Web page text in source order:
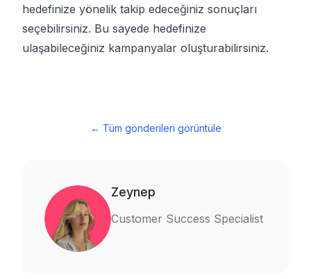
hedefinize yönelik takip edeceğiniz sonuçları
seçebilirsiniz. Bu sayede hedefinize
ulaşabileceğiniz kampanyalar oluşturabilirsiniz.
← Tüm gönderileri görüntüle
Zeynep
Customer Success Specialist